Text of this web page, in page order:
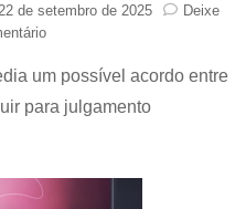
22 de setembro de 2025
Deixe
em
audiência
mediação
um possível acordo entre
para julgamento